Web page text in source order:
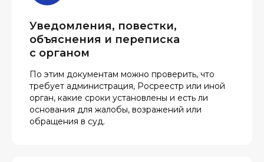
Уведомления, повестки,
объяснения и переписка
с органом
По этим документам можно проверить, что
требует администрация, Росреестр или иной
орган, какие сроки установлены и есть ли
основания для жалобы, возражений или
обращения в суд.